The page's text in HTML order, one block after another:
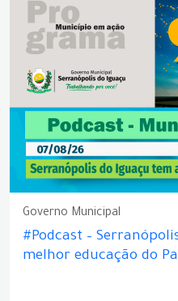
Governo Municipal
#Podcast –
melhor educação do